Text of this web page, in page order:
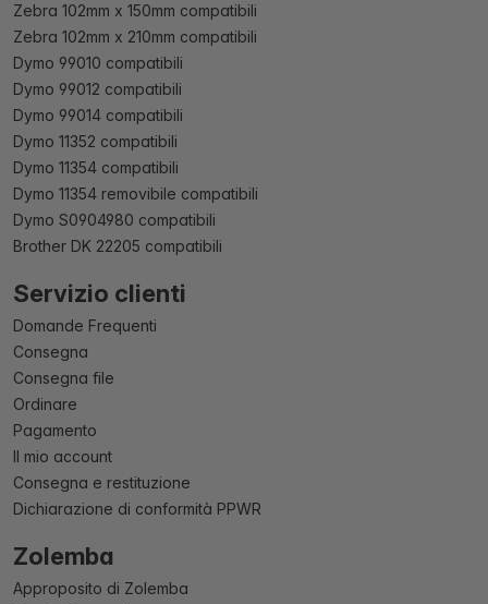
Zebra 102mm x 150mm compatibili
Zebra 102mm x 210mm compatibili
Dymo 99010 compatibili
Dymo 99012 compatibili
Dymo 99014 compatibili
Dymo 11352 compatibili
Dymo 11354 compatibili
Dymo 11354 removibile compatibili
Dymo S0904980 compatibili
Brother DK 22205 compatibili
Servizio clienti
Domande Frequenti
Consegna
Consegna file
Ordinare
Pagamento
Il mio account
Consegna e restituzione
Dichiarazione di conformità PPWR
Zolemba
Approposito di Zolemba